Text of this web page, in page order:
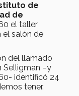
de
de
el taller
el salón de
del llamado
Selligman –y
identificó 24
tener.